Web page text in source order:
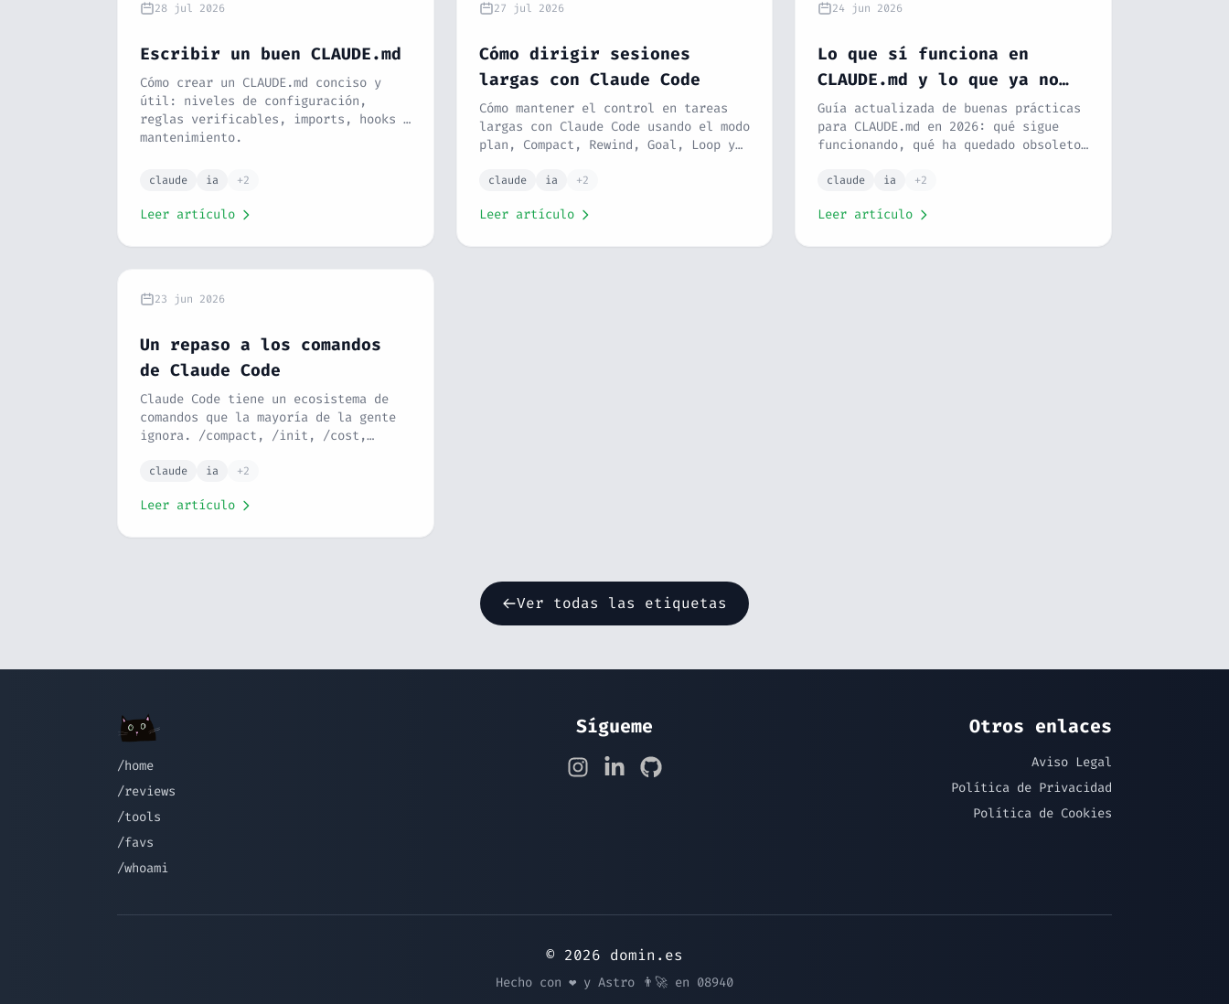
28 jul 2026
Escribir un buen CLAUDE.md
Cómo crear un CLAUDE.md conciso y
útil: niveles de configuración,
reglas verificables, imports, hooks y
mantenimiento.
claude ia +2
Leer artículo
27 jul 2026
Cómo dirigir sesiones
largas con Claude Code
Cómo mantener el control en tareas
largas con Claude Code usando el modo
plan, Compact, Rewind, Goal, Loop y
claude ia +2
Leer artículo
24 jun 2026
Lo que sí funciona en
CLAUDE.md y lo que ya no
hace tanta falta
Guía actualizada de buenas prácticas
para CLAUDE.md en 2026: qué sigue
funcionando, qué ha quedado obsoleto
actuales.
claude ia +2
Leer artículo
23 jun 2026
Un repaso a los comandos
de Claude Code
Claude Code tiene un ecosistema de
comandos que la mayoría de la gente
ignora. /compact, /init, /cost,
guía que te hubiera gustado tener el
claude ia +2
Leer artículo
Ver todas las etiquetas
/home
/reviews
/tools
/favs
/whoami
Sígueme Otros enlaces
Aviso Legal
Política de Privacidad
Política de Cookies
© 2026 domin.es
Hecho con ❤️ y Astro 👨‍🚀 en 08940